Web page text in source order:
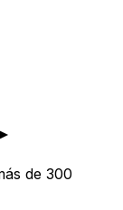
de 300